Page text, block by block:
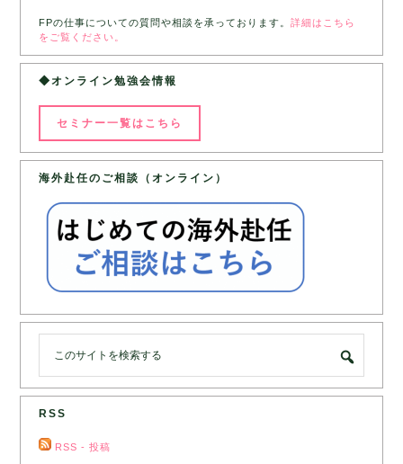
FPの仕事についての質問や相談を承っております。詳細はこちら
をご覧ください。
◆オンライン勉強会情報
セミナー一覧はこちら
海外赴任のご相談（オンライン）
RSS
RSS - 投稿